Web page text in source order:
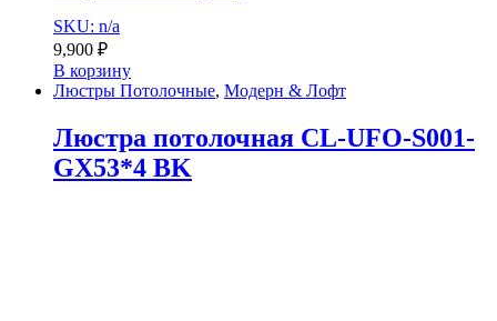
SKU: n/a
9,900 ₽
В корзину
Люстры Потолочные, Модерн & Лофт
Люстра потолочная CL-UFO-S001-
GX53*4 BK